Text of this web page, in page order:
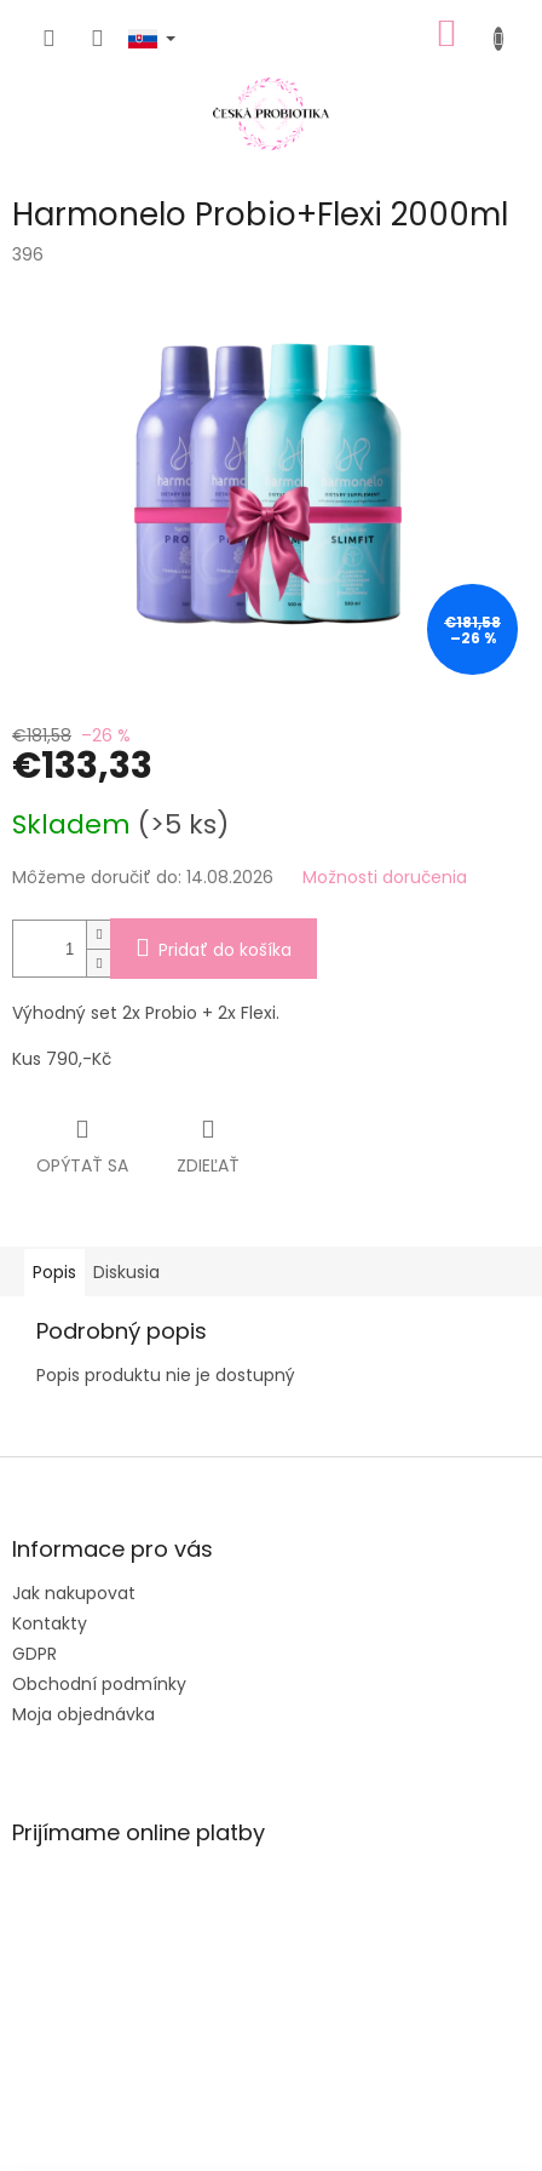
KOŠÍK
Harmonelo Probio+Flexi 2000ml
396
€181,58
–26 %
€181,58 –26 %
€133,33
cena:
Skladem (>5 ks)
Môžeme doručiť do: 14.08.2026 Možnosti doručenia
Pridať do košíka
Výhodný set 2x Probio + 2x Flexi.
Kus 790,-Kč
OPÝTAŤ SA ZDIEĽAŤ
Popis Diskusia
Podrobný popis
Popis produktu nie je dostupný
Z
ä
e
Informace pro vás
Jak nakupovat
Kontakty
GDPR
Obchodní podmínky
Moja objednávka
Prijímame online platby